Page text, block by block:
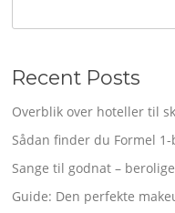
Recent Posts
Overblik over hoteller til
Sådan finder du Formel
Sange til godnat –
Guide: Den perfekte